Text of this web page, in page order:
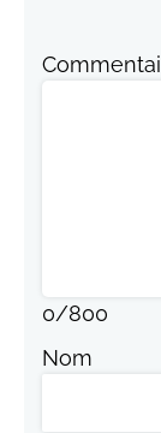
0/800
Nom